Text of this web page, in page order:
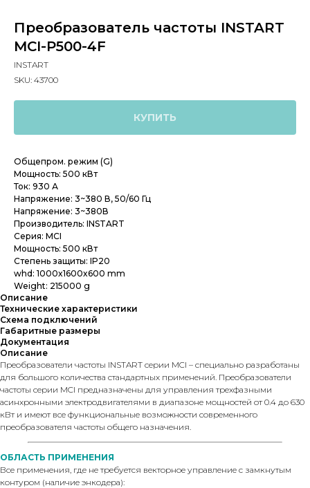
Преобразователь частоты INSTART
MCI-P500-4F
INSTART
SKU: 43700
КУПИТЬ
Общепром. режим (G)
Мощность: 500 кВт
Ток: 930 А
Напряжение: 3~380 В, 50/60 Гц
Напряжение: 3~380В
Производитель: INSTART
Серия: MCI
Мощность: 500 кВт
Степень защиты: IP20
whd: 1000x1600x600 mm
Weight: 215000 g
Описание
Технические характеристики
Схема подключений
Габаритные размеры
Документация
Описание
Преобразователи частоты INSTART серии МCI – специально разработаны
для большого количества стандартных применений. Преобразователи
частоты серии MCI предназначены для управления трехфазными
асинхронными электродвигателями в диапазоне мощностей от 0.4 до 630
кВт и имеют все функциональные возможности современного
преобразователя частоты общего назначения.
ОБЛАСТЬ ПРИМЕНЕНИЯ
Все применения, где не требуется векторное управление с замкнутым
контуром (наличие энкодера):